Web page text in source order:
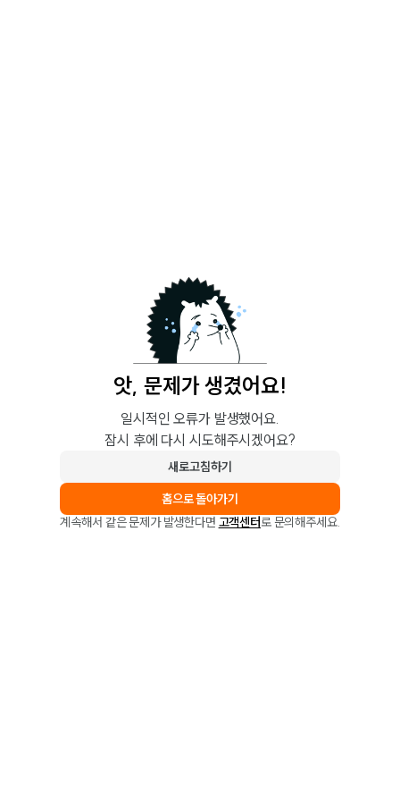
앗, 문제가 생겼어요!
일시적인 오류가 발생했어요.
잠시 후에 다시 시도해주시겠어요?
새로고침하기
홈으로 돌아가기
계속해서 같은 문제가 발생한다면 고객센터로 문의해주세요.